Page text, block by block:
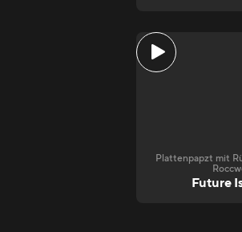
Plattenpapzt mit
Future